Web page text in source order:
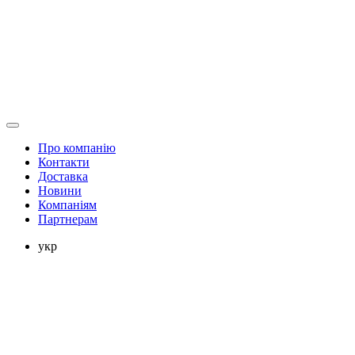
Про компанію
Контакти
Доставка
Новини
Компаніям
Партнерам
укр